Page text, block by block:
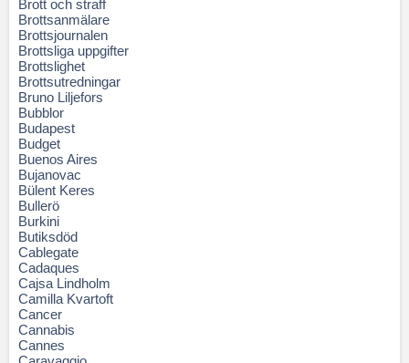
Brott och straff
Brottsanmälare
Brottsjournalen
Brottsliga uppgifter
Brottslighet
Brottsutredningar
Bruno Liljefors
Bubblor
Budapest
Budget
Buenos Aires
Bujanovac
Bülent Keres
Bullerö
Burkini
Butiksdöd
Cablegate
Cadaques
Cajsa Lindholm
Camilla Kvartoft
Cancer
Cannabis
Cannes